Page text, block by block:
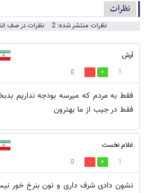
نظرات
نظرات منتشر شده: 2 نظرات در صف
آرش
1
0
فقط به مردم که میرسه بودجه نداریم
فقط در جیب از ما بهترون
غلام نخست
1
0
نشون دادی شرف داری و نون بنرخ خور